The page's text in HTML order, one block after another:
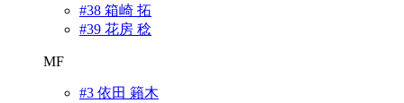
#38 箱崎 拓
#39 花房 稔
MF
#3 依田 籟木